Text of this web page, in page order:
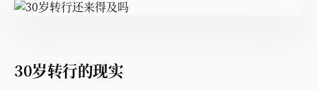
30岁转行的现实